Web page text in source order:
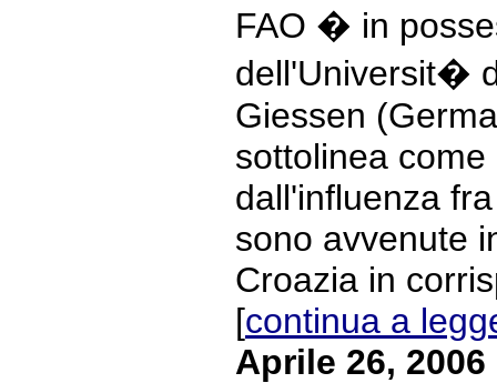
FAO � in
dell'Universit�
Giessen
sottolinea
dall'influenza
sono avvenute
Croazia in
[continua a
Aprile 26, 2006